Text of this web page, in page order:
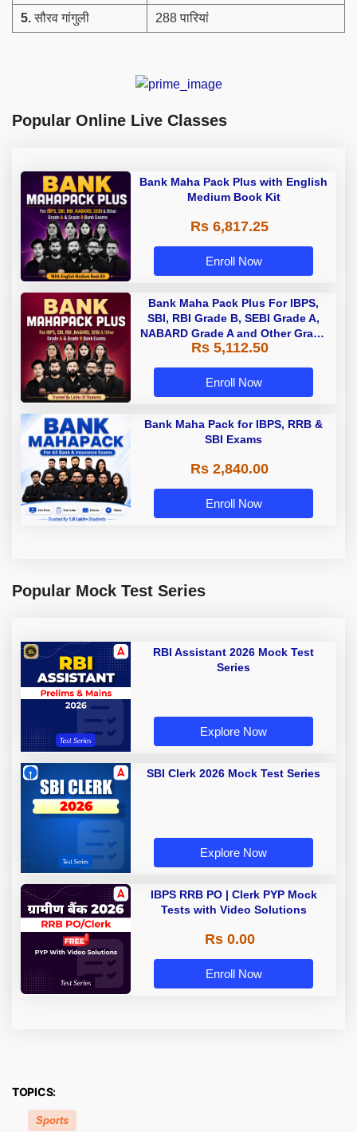
5.सौरव गांगुली 288 पारियां
Popular Online Live Classes
Bank Maha Pack Plus with English
Medium Book Kit
Rs 6,817.25
Enroll Now
Bank Maha Pack Plus For IBPS,
SBI, RBI Grade B, SEBI Grade A,
NABARD Grade A and Other Grade
A & Grade B Bank Exams
Rs 5,112.50
Enroll Now
Bank Maha Pack for IBPS, RRB &
SBI Exams
Rs 2,840.00
Enroll Now
Popular Mock Test Series
RBI Assistant 2026 Mock Test
Series
Explore Now
SBI Clerk 2026 Mock Test Series
Explore Now
IBPS RRB PO | Clerk PYP Mock
Tests with Video Solutions
Rs 0.00
Enroll Now
TOPICS:
Sports